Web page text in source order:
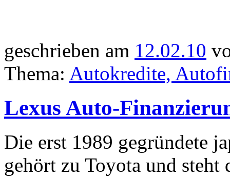
geschrieben am 12.02.10
Thema: Autokredite,
Lexus Auto-
Die erst 1989 gegründete
gehört zu Toyota und steht